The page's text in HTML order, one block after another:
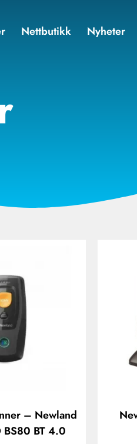
Nettbutikk Nyheter
– Newland
BS80 BT 4.0